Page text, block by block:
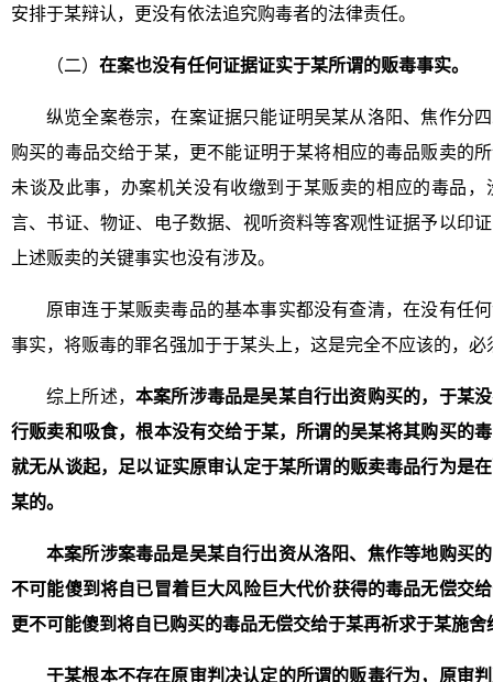
安排于某辩认，更没有依法追究购毒者的法律责任。
（二） 在案也没有任何证据证实于某所谓的贩毒事实。
纵览全案卷宗，在案证据只能证明吴某从洛阳、焦作分
购买的毒品交给于某，更不能证明于某将相应的毒品贩卖的
未谈及此事，办案机关没有收缴到于某贩卖的相应的毒品
言、书证、物证、电子数据、视听资料等客观性证据予以印
上述贩卖的关键事实也没有涉及。
原审连于某贩卖毒品的基本事实都没有查清，在没有任
事实，将贩毒的罪名强加于于某头上，这是完全不应该的，必
综上所述，本案所涉毒品是吴某自行出资购买的，于某
行贩卖和吸食，根本没有交给于某，所谓的吴某将其购买的
就无从谈起，足以证实原审认定于某所谓的贩卖毒品行为是
某的。
本案所涉案毒品是吴某自行出资从洛阳、焦作等地购买
不可能傻到将自已冒着巨大风险巨大代价获得的毒品无偿交
更不可能傻到将自已购买的毒品无偿交给于某再祈求于某施
于某根本不存在原审判决认定的所谓的贩毒行为，原审